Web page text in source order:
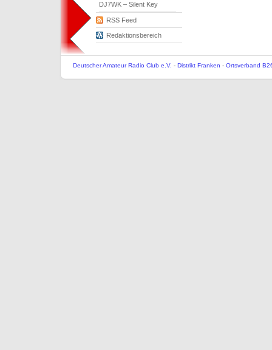
DJ7WK – Silent Key
RSS Feed
Redaktionsbereich
Deutscher Amateur Radio Club e.V. - Distrikt Franken - Ortsverband